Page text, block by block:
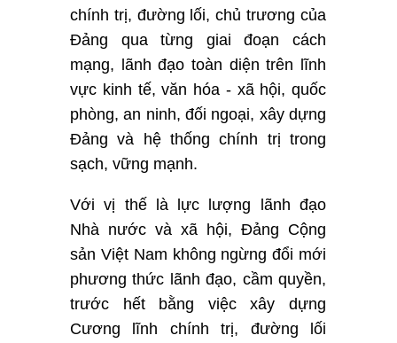
chính trị, đường lối, chủ trương của
Đảng qua từng giai đoạn cách
mạng, lãnh đạo toàn diện trên lĩnh
vực kinh tế, văn hóa - xã hội, quốc
phòng, an ninh, đối ngoại, xây dựng
Đảng và hệ thống chính trị trong
sạch, vững mạnh.
Với vị thế là lực lượng lãnh đạo
Nhà nước và xã hội, Đảng Cộng
sản Việt Nam không ngừng đổi mới
phương thức lãnh đạo, cầm quyền,
trước hết bằng việc xây dựng
Cương lĩnh chính trị, đường lối